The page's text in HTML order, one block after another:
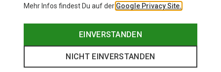
Mehr Infos findest Du auf der Google Privacy Site.
EINVERSTANDEN
NICHT EINVERSTANDEN